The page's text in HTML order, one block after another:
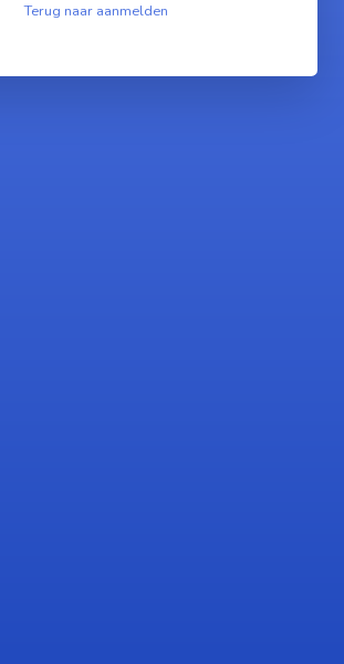
Terug naar aanmelden